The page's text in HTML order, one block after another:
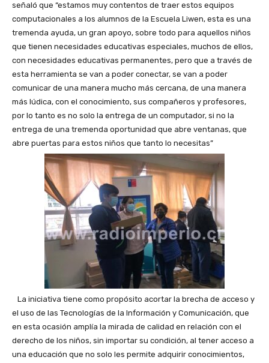
señaló que “estamos muy contentos de traer estos equipos
computacionales a los alumnos de la Escuela Liwen, esta es una
tremenda ayuda, un gran apoyo, sobre todo para aquellos niños
que tienen necesidades educativas especiales, muchos de ellos,
con necesidades educativas permanentes, pero que a través de
esta herramienta se van a poder conectar, se van a poder
comunicar de una manera mucho más cercana, de una manera
más lúdica, con el conocimiento, sus compañeros y profesores,
por lo tanto es no solo la entrega de un computador, si no la
entrega de una tremenda oportunidad que abre ventanas, que
abre puertas para estos niños que tanto lo necesitas”
La iniciativa tiene como propósito acortar la brecha de acceso y
el uso de las Tecnologías de la Información y Comunicación, que
en esta ocasión amplía la mirada de calidad en relación con el
derecho de los niños, sin importar su condición, al tener acceso a
una educación que no solo les permite adquirir conocimientos,